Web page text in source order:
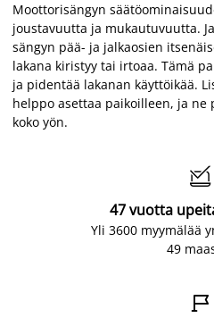
Moottorisängyn
joustavuutta ja mukautuvuutta.
sängyn pää- ja jalkaosien
lakana kiristyy tai irtoaa. Tämä
ja pidentää lakanan käyttöikää.
helppo asettaa paikoilleen, ja ne
koko yön.

47 vuotta
Yli 3600 myymälää
49
